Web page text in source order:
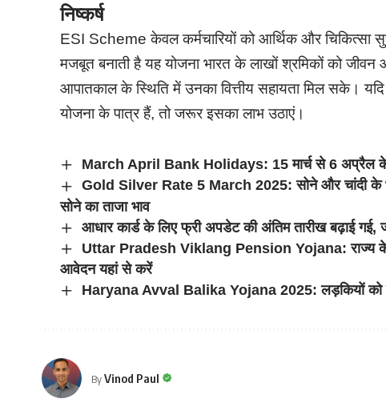
निष्कर्ष
ESI Scheme केवल कर्मचारियों को आर्थिक और चिकित्सा
मजबूत बनाती है यह योजना भारत के लाखों श्रमिकों को
आपातकाल के स्थिति में उनका वित्तीय सहायता मिल सके।
योजना के पात्र हैं, तो जरूर इसका लाभ उठाएं।
March April Bank Holidays: 15 मार्च से 6 अप्रैल के
Gold Silver Rate 5 March 2025: सोने और चांदी के
सोने का ताजा भाव
आधार कार्ड के लिए फ्री अपडेट की अंतिम तारीख बढ़ाई
Uttar Pradesh Viklang Pension Yojana: राज्य के
आवेदन यहां से करें
Haryana Avval Balika Yojana 2025: लड़कियों को
ByVinod Paul